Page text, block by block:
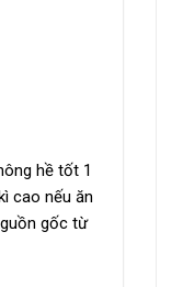
hề tốt 1
cao nếu ăn
gốc từ